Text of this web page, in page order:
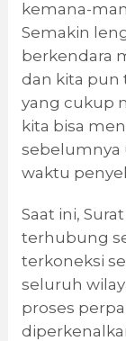
kemana-
Semakin
berkendara
dan kita pun
yang cukup
kita bisa
waktu
Saat ini,
terhubung
terkoneksi
seluruh
proses